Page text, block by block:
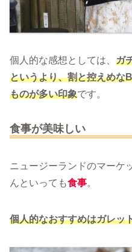
個人的な感想としては、 ガ
というより、割と控えめな
ものが多い印象です。
食事が美味しい
ニュージーランドのマーケ
んといっても食事。
個人的なおすすめはガレッ